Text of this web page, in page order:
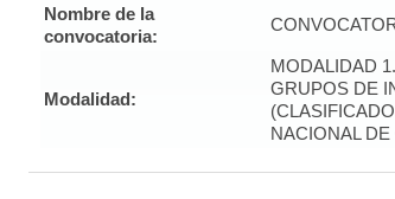
Nombre de la
convocatoria:
Modalidad:
MODALIDAD
GRUPOS DE
NACIONAL